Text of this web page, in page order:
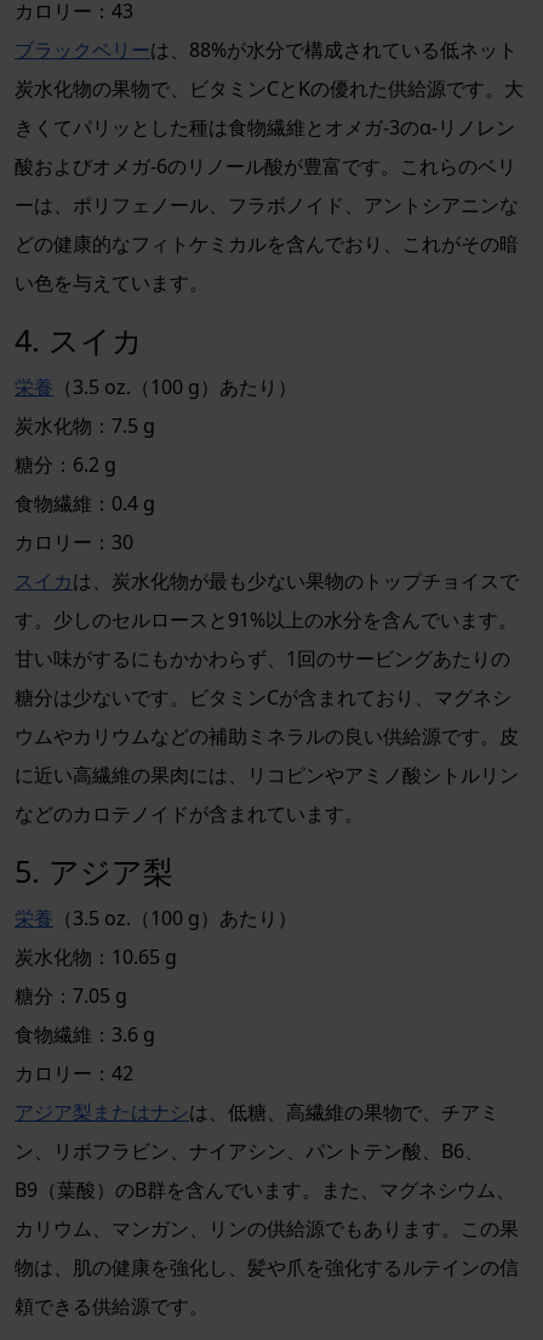
カロリー：43
ブラックベリーは、88%が水分で構成されている低ネット
炭水化物の果物で、ビタミンCとKの優れた供給源です。大
きくてパリッとした種は食物繊維とオメガ-3のα-リノレン
酸およびオメガ-6のリノール酸が豊富です。これらのベリ
ーは、ポリフェノール、フラボノイド、アントシアニンな
どの健康的なフィトケミカルを含んでおり、これがその暗
い色を与えています。
4. スイカ
栄養 （3.5 oz.（100 g）あたり）
炭水化物：7.5 g
糖分：6.2 g
食物繊維：0.4 g
カロリー：30
スイカは、炭水化物が最も少ない果物のトップチョイスで
す。少しのセルロースと91%以上の水分を含んでいます。
甘い味がするにもかかわらず、1回のサービングあたりの
糖分は少ないです。ビタミンCが含まれており、マグネシ
ウムやカリウムなどの補助ミネラルの良い供給源です。皮
に近い高繊維の果肉には、リコピンやアミノ酸シトルリン
などのカロテノイドが含まれています。
5. アジア梨
栄養 （3.5 oz.（100 g）あたり）
炭水化物：10.65 g
糖分：7.05 g
食物繊維：3.6 g
カロリー：42
アジア梨またはナシは、低糖、高繊維の果物で、チアミ
ン、リボフラビン、ナイアシン、パントテン酸、B6、
B9（葉酸）のB群を含んでいます。また、マグネシウム、
カリウム、マンガン、リンの供給源でもあります。この果
物は、肌の健康を強化し、髪や爪を強化するルテインの信
頼できる供給源です。